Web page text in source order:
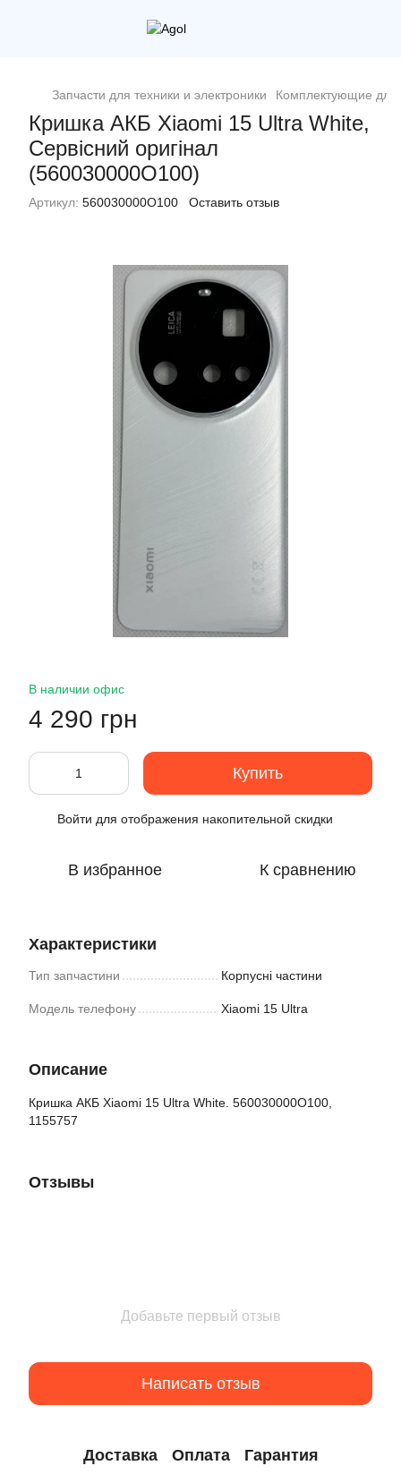
Запчасти для техники и электроники Комплектующие
Кришка АКБ Xiaomi 15 Ultra White,
Сервісний оригінал
(560030000O100)
Артикул: 560030000O100 Оставить отзыв
В наличии офис
4 290 грн
Купить
Войти для отображения накопительной скидки
В избранное К сравнению
Характеристики
Тип запчастини Корпусні частини
Модель телефону Xiaomi 15 Ultra
Описание
Кришка АКБ Xiaomi 15 Ultra White. 560030000O100,
1155757
Отзывы
Добавьте первый отзыв
Написать отзыв
Доставка Оплата Гарантия